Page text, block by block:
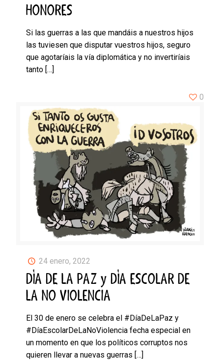
HONORES
Si las guerras a las que mandáis a nuestros hijos
las tuviesen que disputar vuestros hijos, seguro
que agotaríais la vía diplomática y no invertiríais
tanto […]
24 enero, 2022
DÍA DE LA PAZ y DÍA ESCOLAR DE
LA NO VIOLENCIA
El 30 de enero se celebra el #DíaDeLaPaz y
#DíaEscolarDeLaNoViolencia fecha especial en
un momento en que los políticos corruptos nos
quieren llevar a nuevas guerras […]
0